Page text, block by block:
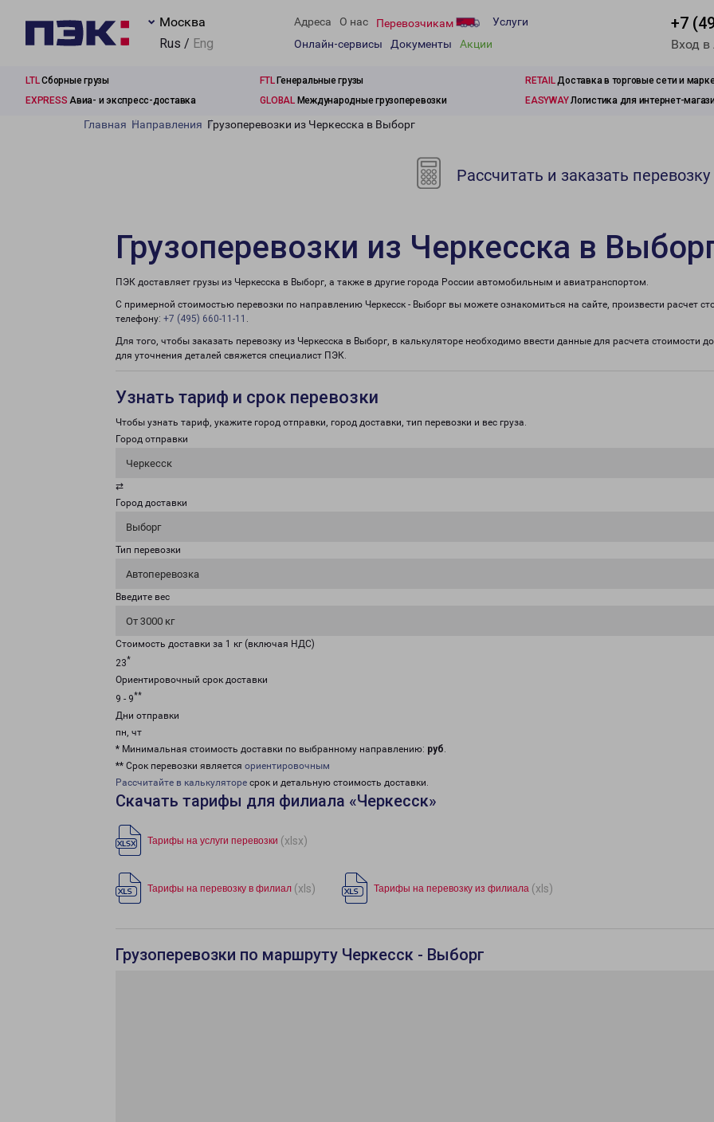
Москва
Rus / Eng
Адреса О нас Перевозчикам
Услуги
Онлайн-сервисы
Документы Акции
+7
Вход
LTLСборные грузы FTLГенеральные грузы RETAILДоставка в торговые сети и
EXPRESS Авиа- и экспресс-доставка GLOBALМеждународные грузоперевозки EASYWAYЛогистика для интернет-
Главная Направления Грузоперевозки из Черкесска в Выборг
Рассчитать и заказать перевозку
Грузоперевозки из Черкесска в
ПЭК доставляет грузы из Черкесска в Выборг, а также в другие города России автомобильным и авиатранспортом.
С примерной стоимостью перевозки по направлению Черкесск - Выборг вы можете ознакомиться на сайте, произвести расчет
телефону: +7 (495) 660-11-11 .
Для того, чтобы заказать перевозку из Черкесска в Выборг, в калькуляторе необходимо ввести данные для расчета стоимости
для уточнения деталей свяжется специалист ПЭК.
Узнать тариф и срок перевозки
Чтобы узнать тариф, укажите город отправки, город доставки, тип перевозки и вес груза.
Город отправки
Черкесск
⇄
Город доставки
Выборг
Тип перевозки
Автоперевозка
Введите вес
От 3000 кг
Стоимость доставки за 1 кг (включая НДС)
23*
Ориентировочный срок доставки
9 - 9**
Дни отправки
пн, чт
* Минимальная стоимость доставки по выбранному направлению: руб.
** Срок перевозки является ориентировочным
Рассчитайте в калькуляторе срок и детальную стоимость доставки.
Скачать тарифы для филиала «Черкесск»
Тарифы на услуги перевозки (xlsx)
Тарифы на перевозку в филиал (xls) Тарифы на перевозку из филиала (xls)
Грузоперевозки по маршруту Черкесск - Выборг